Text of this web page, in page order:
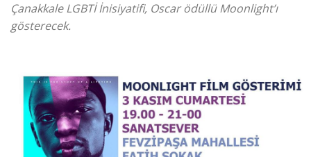
Çanakkale LGBTİ İnisiyatifi, Oscar ödüllü Moonlight’ı
gösterecek.